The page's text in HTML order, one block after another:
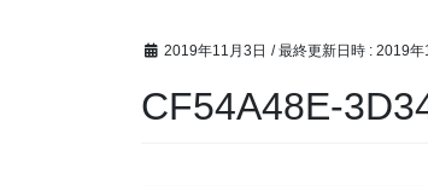
2019年11月3日 / 最終更新日時 : 2019年
CF54A48E-